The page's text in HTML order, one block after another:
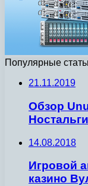
Популярные
21.11.2019
Обзор
14.08.2018
Игровой
казино